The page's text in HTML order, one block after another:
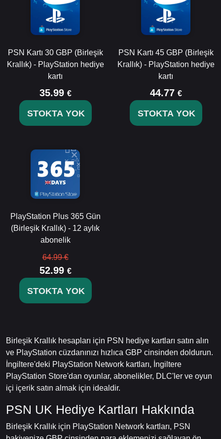
PSN Kartı 30 GBP (Birleşik
Krallık) - PlayStation hediye
kartı
35.99 €
STOKTA YOK
PSN Kartı 45 GBP (Birleşik
Krallık) - PlayStation hediye
kartı
44.77 €
STOKTA YOK
PlayStation Plus 365 Gün
(Birleşik Krallık) - 12 aylık
abonelik
64.99 €
52.99 €
STOKTA YOK
Birleşik Krallık hesapları için PSN hediye kartları satın alın
ve PlayStation cüzdanınızı hızlıca GBP cinsinden doldurun.
İngiltere'deki PlayStation Network kartları, İngiltere
PlayStation Store'dan oyunlar, abonelikler, DLC'ler ve oyun
içi içerik satın almak için idealdir.
PSN UK Hediye Kartları Hakkında
Birleşik Krallık için PlayStation Network kartları, PSN